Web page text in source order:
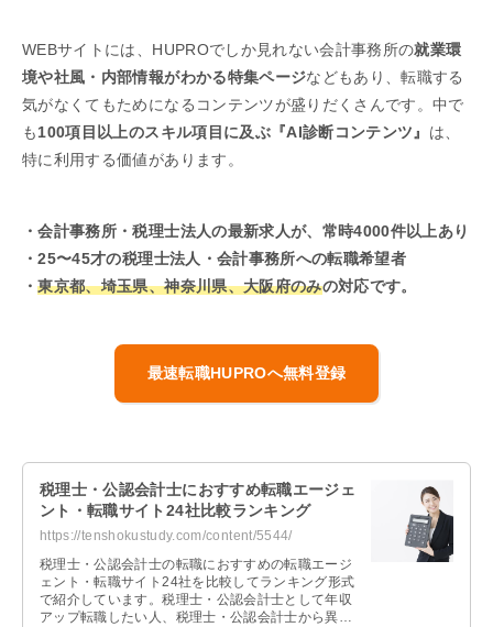
WEBサイトには、HUPROでしか見れない会計事務所の就業環
境や社風・内部情報がわかる特集ページなどもあり、転職する
気がなくてもためになるコンテンツが盛りだくさんです。中で
も100項目以上のスキル項目に及ぶ『AI診断コンテンツ』 は、
特に利用する価値があります。
・会計事務所・税理士法人の最新求人が、常時4000件以上あり
・25〜45才の税理士法人・会計事務所への転職希望者
・東京都、埼玉県、神奈川県、大阪府のみの対応です。
最速転職HUPROへ無料登録
税理士・公認会計士におすすめ転職エージェ
ント・転職サイト24社比較ランキング
https://tenshokustudy.com/content/5544/
税理士・公認会計士の転職におすすめの転職エージ
ェント・転職サイト24社を比較してランキング形式
で紹介しています。税理士・公認会計士として年収
アップ転職したい人、税理士・公認会計士から異業